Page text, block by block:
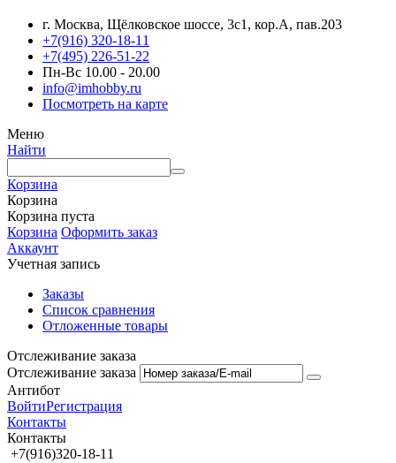
г. Москва, Щёлковское шоссе, 3с1, кор.А, пав.203
+7(916) 320-18-11
+7(495) 226-51-22
Пн-Вс 10.00 - 20.00
info@imhobby.ru
Посмотреть на карте
Меню
Найти
Корзина
Корзина
Корзина пуста
Корзина Оформить заказ
Аккаунт
Учетная запись
Заказы
Список сравнения
Отложенные товары
Отслеживание заказа
Отслеживание заказа
Антибот
ВойтиРегистрация
Контакты
Контакты
+7(916)320-18-11